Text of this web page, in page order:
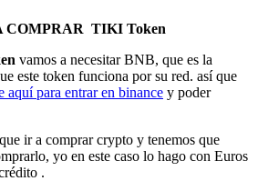
COMPRAR TIKI Token
vamos a necesitar BNB, que es la
este token funciona por su red. así que
aquí para entrar en binance y poder
ir a comprar crypto y tenemos que
yo en este caso lo hago con Euros
.